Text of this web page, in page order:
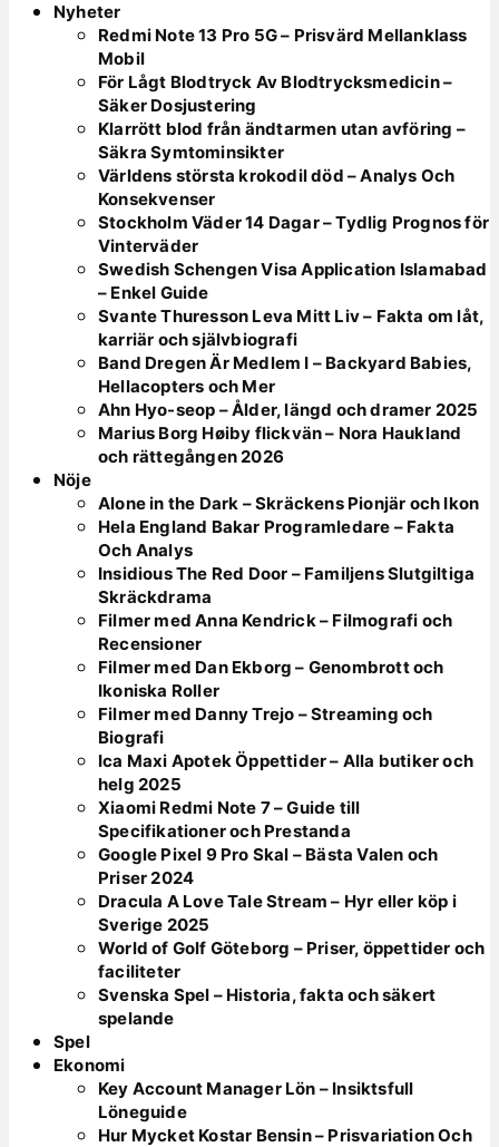
Nyheter
Redmi Note 13 Pro 5G – Prisvärd Mellanklass
Mobil
För Lågt Blodtryck Av Blodtrycksmedicin –
Säker Dosjustering
Klarrött blod från ändtarmen utan avföring –
Säkra Symtominsikter
Världens största krokodil död – Analys Och
Konsekvenser
Stockholm Väder 14 Dagar – Tydlig Prognos för
Vinterväder
Swedish Schengen Visa Application Islamabad
– Enkel Guide
Svante Thuresson Leva Mitt Liv – Fakta om låt,
karriär och självbiografi
Band Dregen Är Medlem I – Backyard Babies,
Hellacopters och Mer
Ahn Hyo-seop – Ålder, längd och dramer 2025
Marius Borg Høiby flickvän – Nora Haukland
och rättegången 2026
Nöje
Alone in the Dark – Skräckens Pionjär och Ikon
Hela England Bakar Programledare – Fakta
Och Analys
Insidious The Red Door – Familjens Slutgiltiga
Skräckdrama
Filmer med Anna Kendrick – Filmografi och
Recensioner
Filmer med Dan Ekborg – Genombrott och
Ikoniska Roller
Filmer med Danny Trejo – Streaming och
Biografi
Ica Maxi Apotek Öppettider – Alla butiker och
helg 2025
Xiaomi Redmi Note 7 – Guide till
Specifikationer och Prestanda
Google Pixel 9 Pro Skal – Bästa Valen och
Priser 2024
Dracula A Love Tale Stream – Hyr eller köp i
Sverige 2025
World of Golf Göteborg – Priser, öppettider och
faciliteter
Svenska Spel – Historia, fakta och säkert
spelande
Spel
Ekonomi
Key Account Manager Lön – Insiktsfull
Löneguide
Hur Mycket Kostar Bensin – Prisvariation Och